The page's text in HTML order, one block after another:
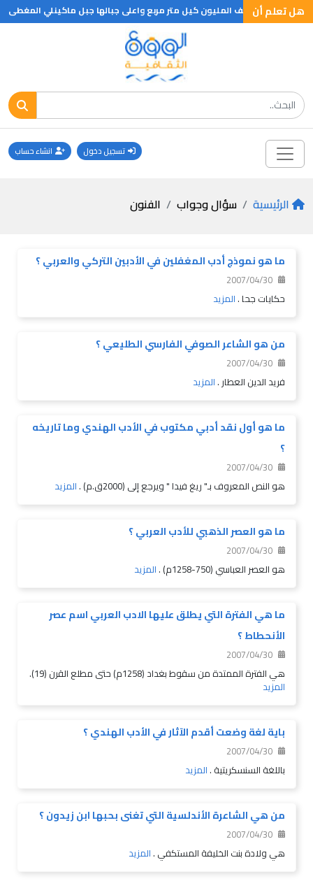
هل تعلم أن
مليون ونصف المليون كيل متر مربع واعلى جبالها جبل ماكينلي المغطى
تسجيل دخول انشاء حساب
الرئيسية سؤال وجواب الفنون
ما هو نموذج أدب المغفلين في الأدبين التركي والعربي ؟
2007/04/30
حكايات جحا .المزيد
من هو الشاعر الصوفي الفارسي الطليعي ؟
2007/04/30
فريد الدين العطار .المزيد
ما هو أول نقد أدبي مكتوب في الأدب الهندي وما تاريخه
؟
2007/04/30
هو النص المعروف بـ" ريغ فيدا " ويرجع إلى (2000ق.م) .
المزيد
ما هو العصر الذهبي للأدب العربي ؟
2007/04/30
هو العصر العباسي (750-1258م) .
المزيد
ما هي الفترة التي يطلق عليها الادب العربي اسم عصر
الأنحطاط ؟
2007/04/30
هي الفترة الممتدة من سقوط بغداد (1258م) حتى مطلع القرن (19).
المزيد
باية لغة وضعت أقدم الآثار في الأدب الهندي ؟
2007/04/30
باللغة السنسكريتية .المزيد
من هي الشاعرة الأندلسية التي تغنى بحبها ابن زيدون ؟
2007/04/30
هي ولادة بنت الخليفة المستكفي .المزيد